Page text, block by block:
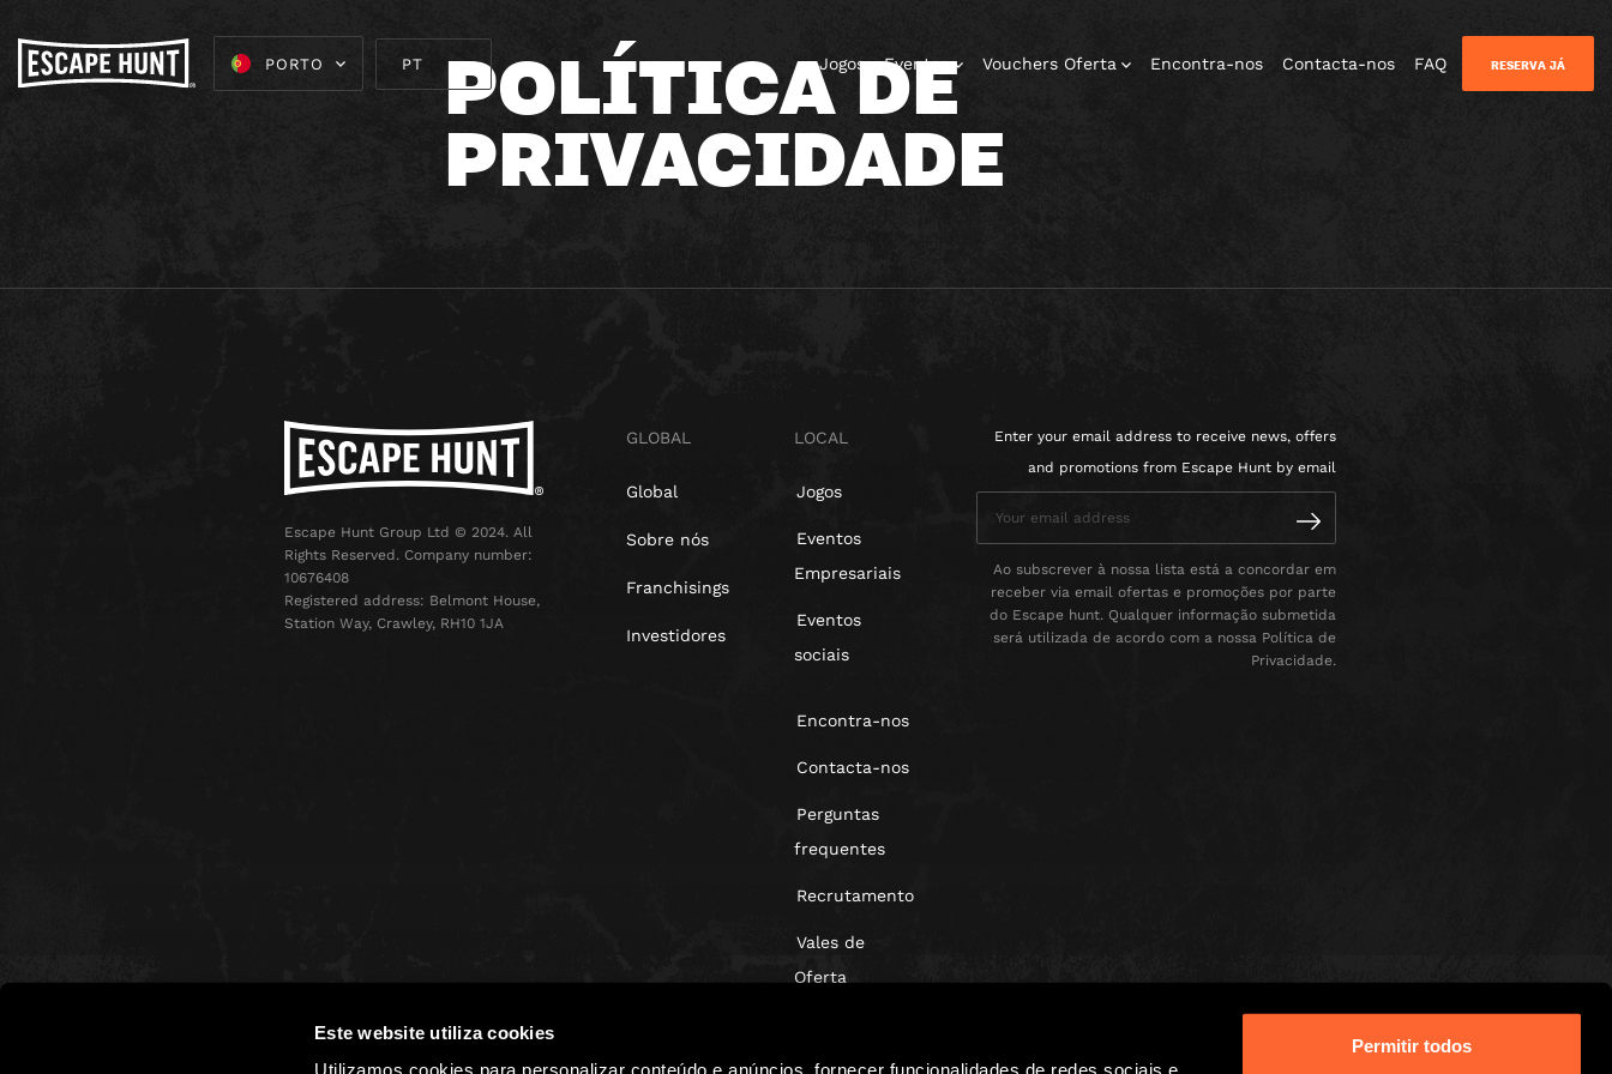
Este website utiliza cookies
Utilizamos cookies para personalizar conteúdo e anúncios, fornecer funcionalidades de redes sociais e
Permitir todos
PORTO Jogos Eventos Vouchers Oferta Encontra-nos Contacta-nos FAQ RESERVA JÁ
POLÍTICA DE
PRIVACIDADE
Escape Hunt Group Ltd © 2024. All
Rights Reserved. Company number:
10676408
Registered address: Belmont House,
Station Way, Crawley, RH10 1JA
GLOBAL
Global
Sobre nós
Franchisings
Investidores
LOCAL
Jogos
Eventos
Empresariais
Eventos
sociais
Encontra-nos
Contacta-nos
Perguntas
frequentes
Recrutamento
Vales de
Oferta
Enter your email address to receive news, offers
and promotions from Escape Hunt by email
Ao subscrever à nossa lista está a concordar em
receber via email ofertas e promoções por parte
do Escape hunt. Qualquer informação submetida
será utilizada de acordo com a nossa Política de
Privacidade.